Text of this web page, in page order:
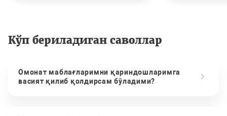
Кўп бериладиган саволлар
Омонат маблағларимни қариндошларимга
васият қилиб қолдирсам бўладими?